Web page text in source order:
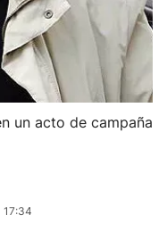
un acto de campaña
17:34